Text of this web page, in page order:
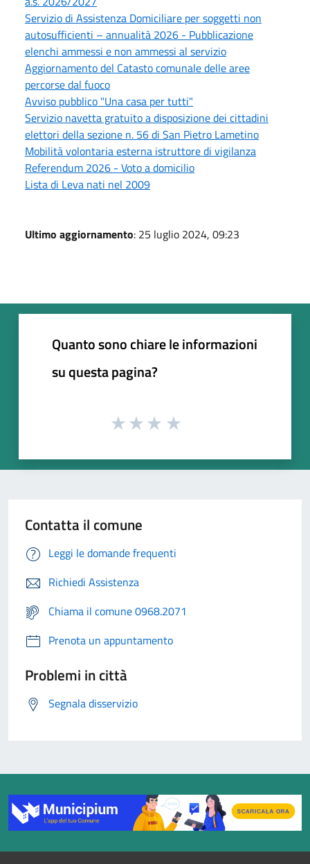
Servizio di Assistenza Domiciliare per soggetti non
autosufficienti – annualità 2026 - Pubblicazione
elenchi ammessi e non ammessi al servizio
Aggiornamento del Catasto comunale delle aree
percorse dal fuoco
Avviso pubblico "Una casa per tutti"
Servizio navetta gratuito a disposizione dei cittadini
elettori della sezione n. 56 di San Pietro Lametino
Mobilità volontaria esterna istruttore di vigilanza
Referendum 2026 - Voto a domicilio
Lista di Leva nati nel 2009
Ultimo aggiornamento: 25 luglio 2024, 09:23
Quanto sono chiare le informazioni
su questa pagina?
Contatta il comune
Leggi le domande frequenti
Richiedi Assistenza
Chiama il comune 0968.2071
Prenota un appuntamento
Problemi in città
Segnala disservizio